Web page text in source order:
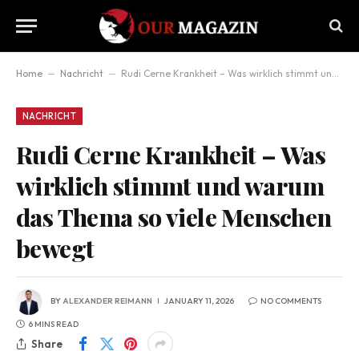
Home – Nachricht – Rudi Cerne Krankheit – Was wirklich stimmt und warum das Thema so viele Menschen bewegt
NACHRICHT
Rudi Cerne Krankheit – Was
wirklich stimmt und warum
das Thema so viele Menschen
bewegt
BYALEXANDER REIMANN JANUARY 11, 2026 NO COMMENTS
6 MINS READ
Share